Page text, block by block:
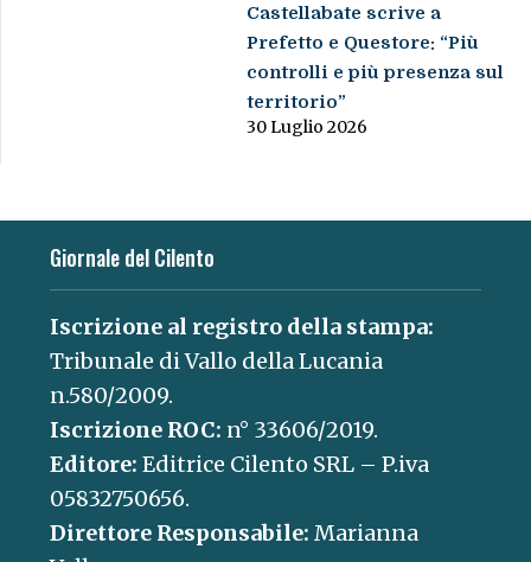
Castellabate scrive a
Prefetto e Questore: “Più
controlli e più presenza sul
territorio”
30 Luglio 2026
Giornale del Cilento
Iscrizione al registro della stampa:
Tribunale di Vallo della Lucania
n.580/2009.
Iscrizione ROC: n° 33606/2019.
Editore: Editrice Cilento SRL – P.iva
05832750656.
Direttore Responsabile: Marianna